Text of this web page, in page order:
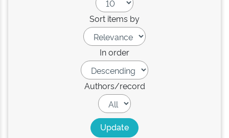
Sort items by
In order
Authors/record